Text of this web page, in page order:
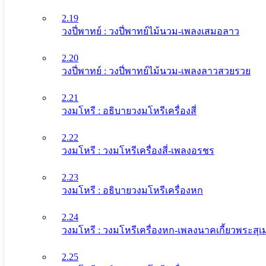
2.19
วงปี่พาทย์ : วงปี่พาทย์ไม้นวม-เพลงเสมอลาว
2.20
วงปี่พาทย์ : วงปี่พาทย์ไม้นวม-เพลงลาวสวยรวย
2.21
วงมโหรี : อธิบายวงมโหรีเครื่องสี่
2.22
วงมโหรี : วงมโหรีเครื่องสี่-เพลงอรชร
2.23
วงมโหรี : อธิบายวงมโหรีเครื่องหก
2.24
วงมโหรี : วงมโหรีเครื่องหก-เพลงนาคเกี้ยวพระสุเ
2.25